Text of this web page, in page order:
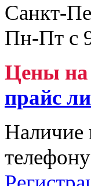
Санкт-
Пн-Пт с
Цены на
прайс
Наличие